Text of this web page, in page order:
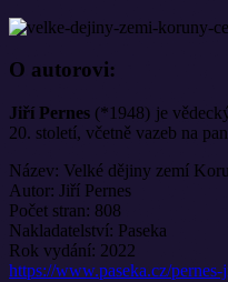
O autorovi:
Jiří Pernes (*1948) je
20. století, včetně vazeb na
Název: Velké dějiny zemí
Autor: Jiří Pernes
Počet stran: 808
Nakladatelství: Paseka
Rok vydání: 2022
https://www.paseka.cz/